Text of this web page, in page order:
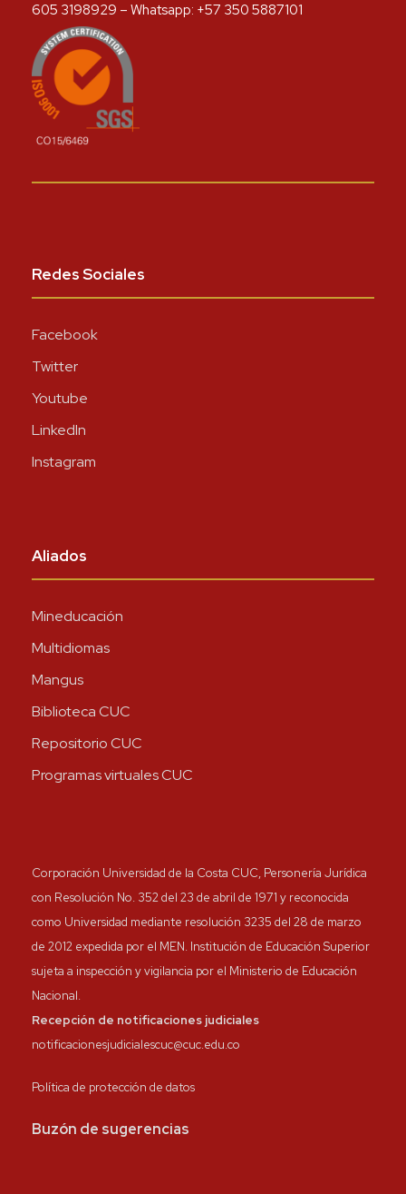
605 3198929 – Whatsapp: +57 350 5887101
Redes Sociales
Facebook
Twitter
Youtube
LinkedIn
Instagram
Aliados
Mineducación
Multidiomas
Mangus
Biblioteca CUC
Repositorio CUC
Programas virtuales CUC
Corporación Universidad de la Costa CUC, Personería Jurídica
con Resolución No. 352 del 23 de abril de 1971 y reconocida
como Universidad mediante resolución 3235 del 28 de marzo
de 2012 expedida por el MEN. Institución de Educación Superior
sujeta a inspección y vigilancia por el Ministerio de Educación
Nacional.
Recepción de notificaciones judiciales
notificacionesjudicialescuc@cuc.edu.co
Política de protección de datos
Buzón de sugerencias